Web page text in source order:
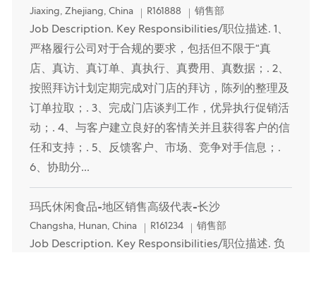
Location
Jiaxing, Zhejiang, China R161888 Category
销售部
Job Description. Key Responsibilities/职位描述. 1、
严格履行公司对于合规的要求，包括但不限于“真
店、真访、真订单、真执行、真费用、真数据；. 2、
按照拜访计划定期完成对门店的拜访，陈列的整理及
订单拉取；. 3、完成门店谈判工作，优异执行促销活
动；. 4、与客户建立良好的客情关并且获得客户的信
任和支持；. 5、反馈客户、市场、竞争对手信息；.
6、协助分...
玛氏休闲食品-地区销售高级代表-长沙
Location
Changsha, Hunan, China R161234 Category
销售部
Job Description. Key Responsibilities/职位描述. 负